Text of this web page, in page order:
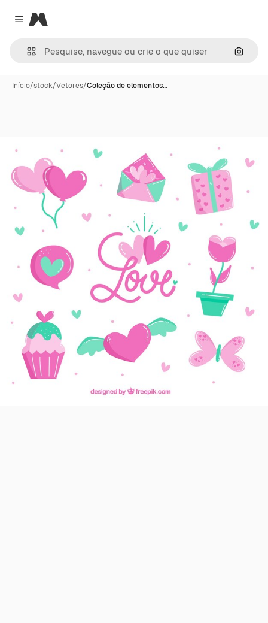
Close menu
Magnific
Início/stock/Vetores/Coleção de elementos…